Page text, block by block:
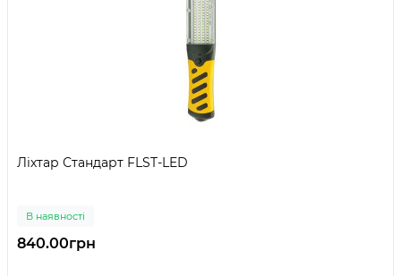
Ліхтар Стандарт FLST-LED
В наявності
840.00грн